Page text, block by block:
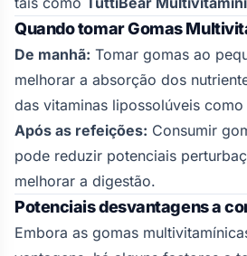
Quando tomar Gomas
De manhã: Tomar gomas ao
melhorar a absorção dos
das vitaminas lipossolúveis como
Após as refeições: Consumir
pode reduzir potenciais
melhorar a digestão.
Potenciais desvantagens a
Embora as gomas